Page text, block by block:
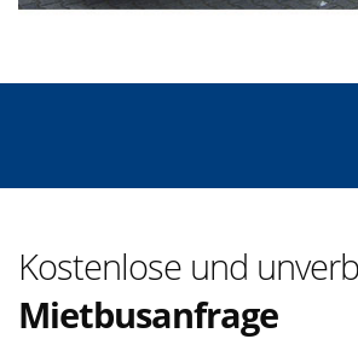
Kostenlose und
Mietbusanfrage